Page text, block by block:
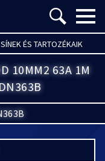
Menü
ÉS TARTOZÉKAIK
10MM2 63A 1M